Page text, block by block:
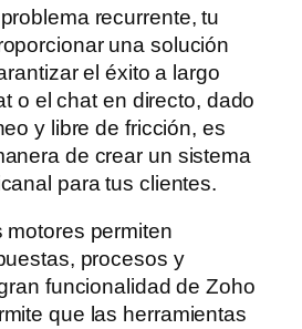
recurrente, tu
una solución
el éxito a largo
o el chat en directo, dado
y libre de fricción, es
de crear un sistema
para tus clientes.
motores permiten
procesos y
funcionalidad de Zoho
que las herramientas